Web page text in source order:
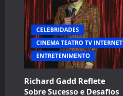
Taylor
Swift
e
Documentário
“Bad
Blood”
CELEBRIDADES
CINEMA TEATRO TV INTERNET
ENTRETENIMENTO
Richard Gadd Reflete
Sobre Sucesso e Desafios